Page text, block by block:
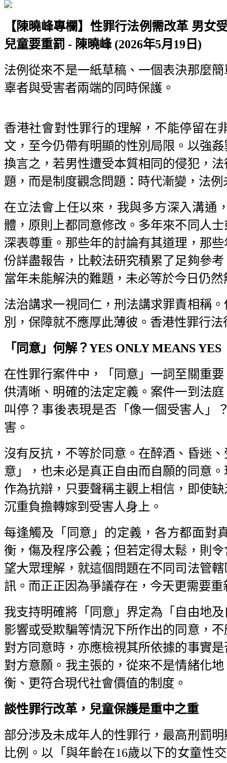
【陳曉峰專欄】性罪行法例需改革 男女
兒童要重罰 - 陳曉峰 (2026年5月19 日)
法例從來不是一紙草稿、一個表決那麼
辜者與受害者兩端的同時保護。
香港社會對性罪行的理解，不能停留在
文，至今仍帶有明顯的性別局限。以強
換言之，若男性遭受本質相同的侵犯，
題，而是制度觀念問題：時代漸變，法例
在立法會上任以來，我與多方深入溝通
體，原則上都同意修改。多年來不同人
深表尊重。那些年的討論有其道理，那
份詳盡報告，比較法研究積累了足夠參
當年未能解決的難題，未必等於今日仍
法治講求一視同仁，刑法講求罪責相稱
別，保障就不應厚此薄彼。香港性罪行
「同意」何解？YES ONLY MEANS YES
在性罪行案件中，「同意」一詞至關重
供清晰、明確的法定定義。案件一到法
叫停？事後表現是否「像一個受害人」
害。
沒有反抗，不等於同意。在醉酒、昏迷
意」，也未必是真正自由而自願的同意
作為抗辯，只要聲稱主觀上相信，即使
沉重負擔轉嫁到受害人身上。
每逢觸及「同意」的定義，各方都面對
衡，傷及程序公義；但若定得太鬆，則
望大眾理解，就這個問題在不同司法管
訊。而正正因為爭議存在，今天更需要
我支持明確將「同意」界定為「自由地
影響或受欺騙等情況下所作出的同意，
對方同意時，亦應檢視其所依據的事實
對方意願。我主張的，從來不是情緒化
衡、更符合現代社會價值的制度。
談性罪行改革，兒童保護是重中之重
部分涉及未成年人的性罪行，最高刑罰
比例。以「與年齡在16歲以下的女童性